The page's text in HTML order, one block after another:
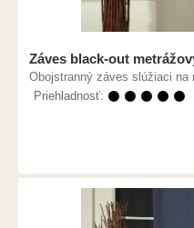
Záves black-out
Obojstranný záves slúžiaci na
Priehladnosť: ⚫ ⚫ ⚫ ⚫ ⚫